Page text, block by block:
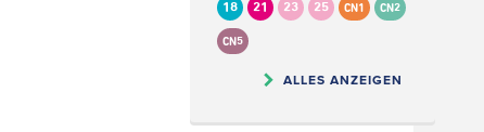
18 21 23 25 CN1 CN2
CN5
ALLES ANZEIGEN